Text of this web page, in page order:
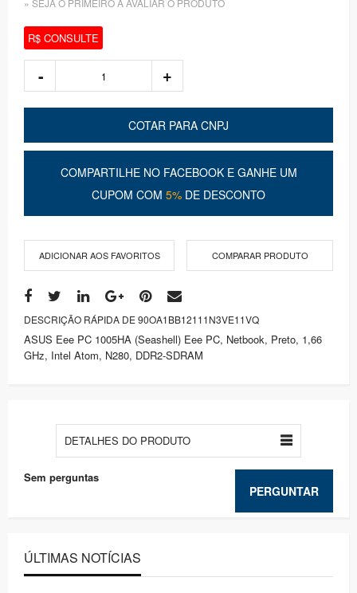
» SEJA O PRIMEIRO A AVALIAR O PRODUTO
R$ CONSULTE
COTAR PARA CNPJ
COMPARTILHE NO FACEBOOK E GANHE UM
CUPOM COM 5% DE DESCONTO
ADICIONAR AOS FAVORITOS COMPARAR PRODUTO
DESCRIÇÃO RÁPIDA DE 90OA1BB12111N3VE11VQ
ASUS Eee PC 1005HA (Seashell) Eee PC, Netbook, Preto, 1,66
GHz, Intel Atom, N280, DDR2-SDRAM
DETALHES DO PRODUTO
PERGUNTAR
Sem perguntas
ÚLTIMAS NOTÍCIAS